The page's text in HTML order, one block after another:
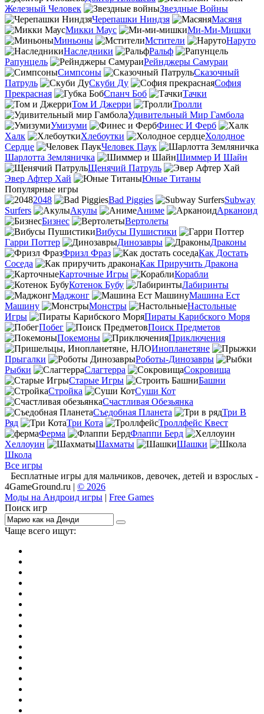
Железный Человек
Звездные Войны
Черепашки Ниндзя
Масяня
Микки Маус
Ми-Ми-Мишки
Миньоны
Мстители
Наруто
Наследники
Ральф
Рапунцель
Рейнджеры Самураи
Симпсоны
Сказочный
Патруль
Скуби Ду
София
Прекрасная
Спанч Боб
Тачки
Том И Джерри
Тролли
Удивительный Мир Гамбола
Умизуми
Финес И Ферб
Халк
Хлебоутки
Холодное
Сердце
Человек Паук
Шарлотта Земляничка
Шиммер И Шайн
Щенячий Патруль
Эвер Афтер Хай
Юные Титаны
Популярные игры
2048
Bad Piggies
Subway
Surfers
Акулы Аниме
Арканоид
Бизнес
Вертолеты
Вибусы Пушистики
Гарри Поттер
Динозавры
Драконы
Фризл Фраз
Как Достать
Соседа
Как Приручить Дракона
Карточные Игры
Корабли
Котенок Бубу
Лабиринты
Маджонг
Машина Ест
Машину
Монстры
Настольные
Игры
Пираты Карибского Моря
Побег
Поиск Предметов
Покемоны
Приключения
Инопланетяне
Прыгалки
Роботы-Динозавры
Рыбки
Слагтерра
Сокровища
Старые Игры
Башни
Стройка
Суши Кот
Счастливая Обезьянка
Съедобная Планета
Три В
Ряд
Три Кота
Троллфейс Квест
Ферма
Флаппи Берд
Хеллоуин
Шахматы
Шашки
Школа
Все игры
Бесплатные игры для мальчиков, девочек, детей и взрослых -
4GameGround.ru | © 2026
Моды на Андроид игры | Free Games
Поиск игр
Чаще всего ищут: